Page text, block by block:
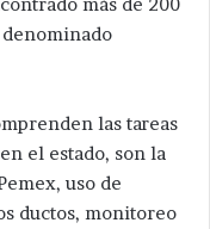
denominado
las tareas
el estado, son la
uso de
ductos, monitoreo